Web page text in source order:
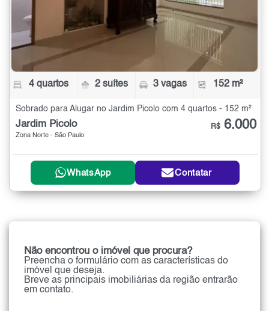
4 quartos 2 suítes 3 vagas 152 m²
Sobrado para Alugar no Jardim Picolo com 4 quartos - 152 m²
Jardim Picolo
Zona Norte - São Paulo
R$ 6.000
WhatsApp Contatar
Não encontrou o imóvel que procura?
Preencha o formulário com as características do
imóvel que deseja.
Breve as principais imobiliárias da região entrarão
em contato.